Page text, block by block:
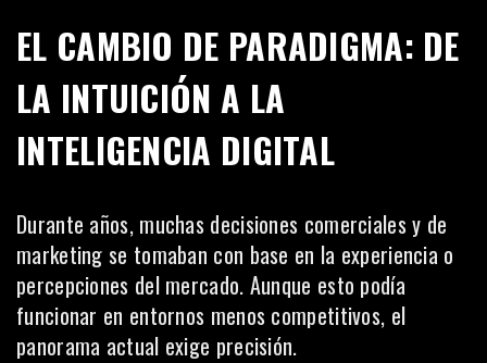
EL CAMBIO DE PARADIGMA: DE
LA INTUICIÓN A LA
INTELIGENCIA DIGITAL
Durante años, muchas decisiones comerciales y de
marketing se tomaban con base en la experiencia o
percepciones del mercado. Aunque esto podía
funcionar en entornos menos competitivos, el
panorama actual exige precisión.